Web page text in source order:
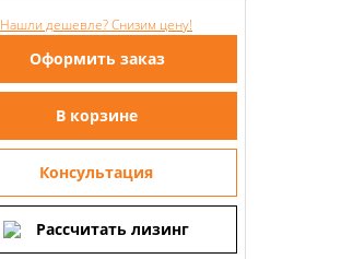
Нашли дешевле? Снизим цену!
Оформить заказ
В корзине
Консультация
Рассчитать лизинг